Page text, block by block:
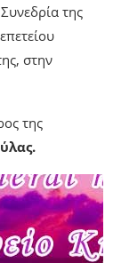
της
στην
της